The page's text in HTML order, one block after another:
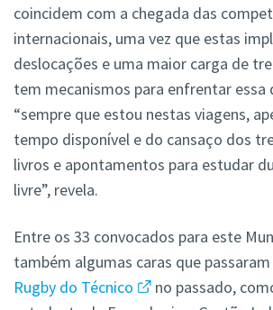
coincidem com a chegada das
internacionais, uma vez que estas
deslocações e uma maior carga de
tem mecanismos para enfrentar essa
“sempre que estou nestas viagens,
tempo disponível e do cansaço dos
livros e apontamentos para estudar
livre”, revela.
Entre os 33 convocados para este
também algumas caras que
Rugby do Técnico
no passado,